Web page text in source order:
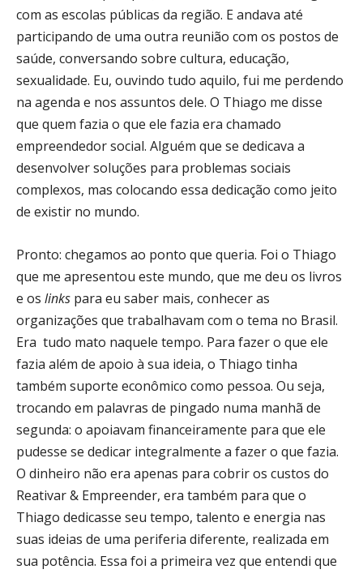
com as escolas públicas da região. E andava até
participando de uma outra reunião com os postos de
saúde, conversando sobre cultura, educação,
sexualidade. Eu, ouvindo tudo aquilo, fui me perdendo
na agenda e nos assuntos dele. O Thiago me disse
que quem fazia o que ele fazia era chamado
empreendedor social. Alguém que se dedicava a
desenvolver soluções para problemas sociais
complexos, mas colocando essa dedicação como jeito
de existir no mundo.
Pronto: chegamos ao ponto que queria. Foi o Thiago
que me apresentou este mundo, que me deu os livros
e os links para eu saber mais, conhecer as
organizações que trabalhavam com o tema no Brasil.
Era tudo mato naquele tempo. Para fazer o que ele
fazia além de apoio à sua ideia, o Thiago tinha
também suporte econômico como pessoa. Ou seja,
trocando em palavras de pingado numa manhã de
segunda: o apoiavam financeiramente para que ele
pudesse se dedicar integralmente a fazer o que fazia.
O dinheiro não era apenas para cobrir os custos do
Reativar & Empreender, era também para que o
Thiago dedicasse seu tempo, talento e energia nas
suas ideias de uma periferia diferente, realizada em
sua potência. Essa foi a primeira vez que entendi que